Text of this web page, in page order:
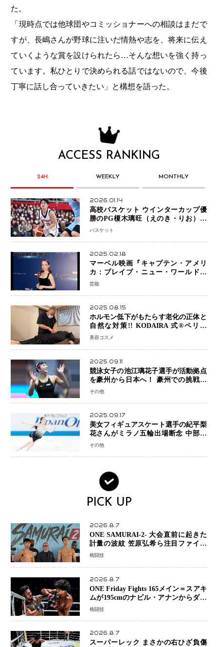
た。
「現時点では他球団やコミッショナーへの相談はまだで
すが、長嶋さんが野球に注いだ情熱や志を、将来に伝え
ていくような賞を設けられたら…そんな想いを強く持っ
ています。私ひとりで決められる話ではないので、今後
丁寧に話し合っていきたい」と構想を語った。
ACCESS RANKING
24H WEEKLY MONTHLY
2026.01.14
高校バスケット ウインターカップ優
勝のPG榎木璃旺（えのき・りお）が
プロの現場へ―。
バスケット
2025.02.18
マーベル映画『キャプテン・アメリ
カ：ブレイブ・ニュー・ワールド』
新ブラック・ウィドウ役のシラ・ハー
芸能
2025.08.15
ホルモン低下がもたらす老化の正体と
自然な対策!! KODAIRA 式®ペリネ
（骨盤底筋）ケア
美容コスメ
2025.09.11
競泳女子の池江璃花子選手が活動拠点
を豪州から日本へ！ 豪州での挑戦を
糧に、28年ロサンゼルス五輪へ再始動
その他
2025.09.17
美女フィギュアスケート選手の紀平梨
花さんがミラノ五輪出場断念 中部選
手権欠場を発表「安全最優先の判断」
その他
PICK UP
2026.8.7
ONE SAMURAI-2- 大会直前に起きた
計量の波紋 笠原弘希ら注目ファイタ
ーは契約体重で決戦へ、山本歩夢と平
格闘技
2026.8.7
ONE Friday Fights 165メイン＝スアキ
ムが195cmのナビル・アナンからダウ
ン奪取！猛反撃を耐え抜き判定勝利、
格闘技
2026.8.7
スーパーレック まさかの右ひざ負傷